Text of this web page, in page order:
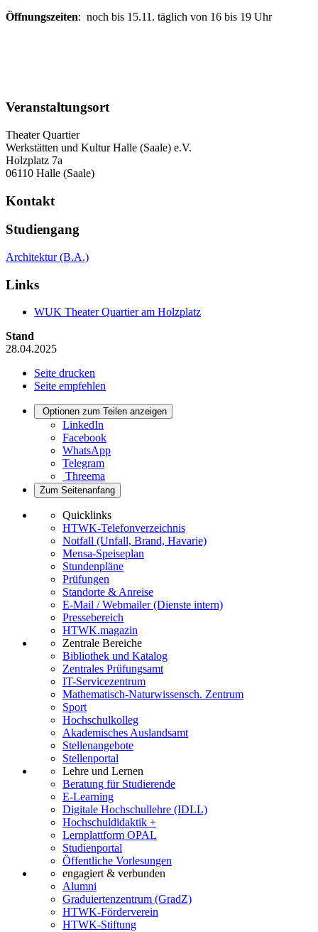
Öffnungszeiten: noch bis 15.11. täglich von 16 bis 19 Uhr
Veranstaltungsort
Theater Quartier
Werkstätten und Kultur Halle (Saale) e.V.
Holzplatz 7a
06110 Halle (Saale)
Kontakt
Studiengang
Architektur (B.A.)
Links
WUK Theater Quartier am Holzplatz
Stand
28.04.2025
Seite drucken
Seite empfehlen
Optionen zum Teilen anzeigen
LinkedIn
Facebook
WhatsApp
Telegram
Threema
Zum Seitenanfang
Quicklinks
HTWK-Telefonverzeichnis
Notfall (Unfall, Brand, Havarie)
Mensa-Speiseplan
Stundenpläne
Prüfungen
Standorte & Anreise
E-Mail / Webmailer (Dienste intern)
Pressebereich
HTWK.magazin
Zentrale Bereiche
Bibliothek und Katalog
Zentrales Prüfungsamt
IT-Servicezentrum
Mathematisch-Naturwissensch. Zentrum
Sport
Hochschulkolleg
Akademisches Auslandsamt
Stellenangebote
Stellenportal
Lehre und Lernen
Beratung für Studierende
E-Learning
Digitale Hochschullehre (IDLL)
Hochschuldidaktik +
Lernplattform OPAL
Studienportal
Öffentliche Vorlesungen
engagiert & verbunden
Alumni
Graduiertenzentrum (GradZ)
HTWK-Förderverein
HTWK-Stiftung